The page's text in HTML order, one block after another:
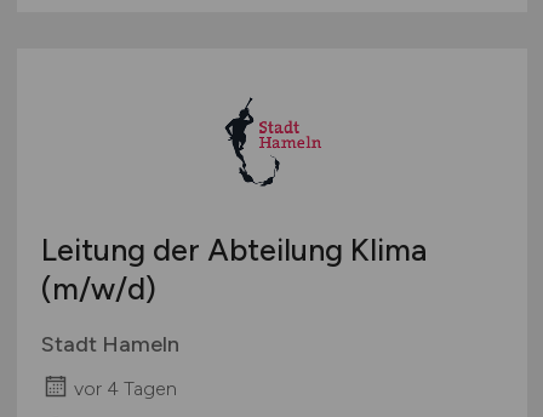
Leitung der Abteilung Klima
(m/w/d)
Stadt Hameln
vor 4 Tagen